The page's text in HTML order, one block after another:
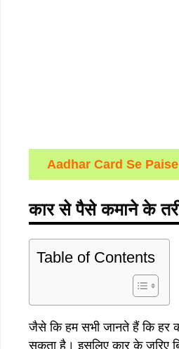
Aadhar Card Se
कार से पैसे कमाने के
Table of Contents
जैसे कि हम सभी जानते हैं कि हर
सकता है। इसलिए कार के जरिए